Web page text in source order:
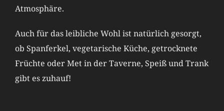
Atmosphäre.
Auch für das leibliche Wohl ist natürlich gesorgt,
ob Spanferkel, vegetarische Küche, getrocknete
Früchte oder Met in der Taverne, Speiß und Trank
gibt es zuhauf!